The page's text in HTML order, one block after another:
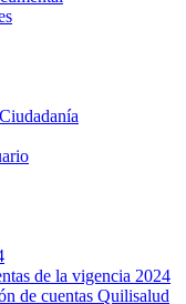
de la vigencia 2024
de cuentas Quilisalud